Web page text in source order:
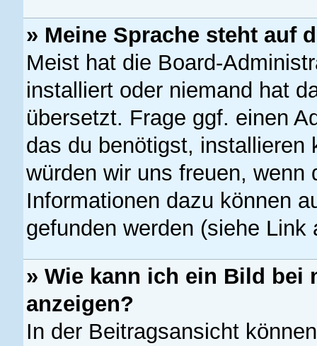
» Meine Sprache steht auf
Meist hat die Board-
installiert oder niemand hat
übersetzt. Frage ggf. einen
das du benötigst,
würden wir uns freuen, wenn
Informationen dazu können
gefunden werden (siehe
» Wie kann ich ein Bild bei
anzeigen?
In der Beitragsansicht